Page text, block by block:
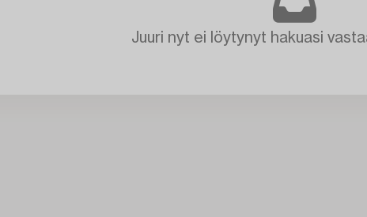
Juuri nyt ei löytynyt hakuasi